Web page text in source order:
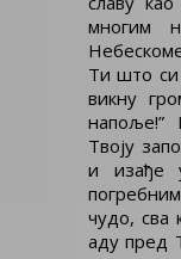
многим
Ти што
викну
напоље!”
Твоју
и изађе
чудо, сва
аду пред